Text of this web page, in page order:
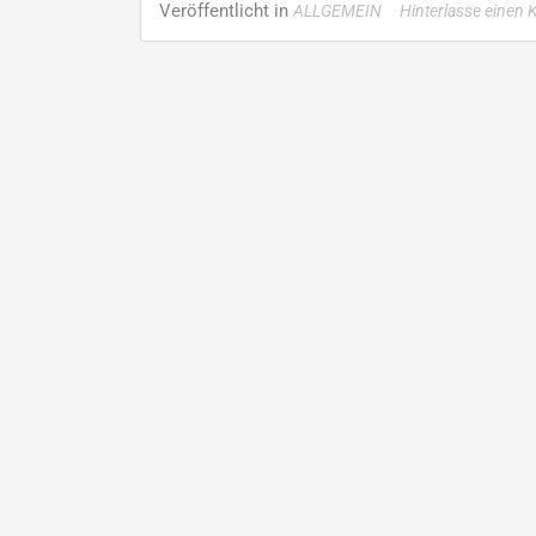
Veröffentlicht in ALLGEMEIN Hinterlasse einen